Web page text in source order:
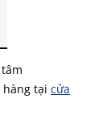
hàng tại cửa